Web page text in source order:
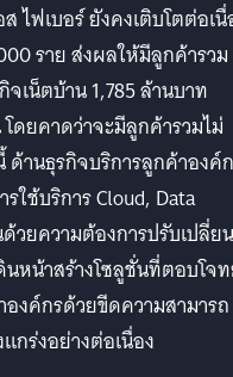
ไฟเบอร์ ยังคงเติบโตต่อเ
รายส่งผลให้มีลูกค้ารวม
เน็ตบ้าน 1,785 ล้านบาท
ดยคาดว่าจะมีลูกค้ารวมไม่
ด้านธุรกิจบริการลูกค้าองค์
ใช้บริการ Cloud, Data
วยความต้องการปรับเปลี่ยน
หน้าสร้างโซลูชั่นที่ตอบโจ
งค์กรด้วยขีดความสามารถ
กร่งอย่างต่อเนื่อง